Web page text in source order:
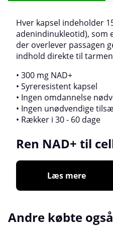
Hver kapsel indeholder
adenindinukleotid), som
der overlever passagen
indhold direkte til
• 300 mg NAD+
• Syreresistent kapsel
• Ingen omdannelse
• Ingen unødvendige
• Rækker i 30 - 60 dage
Ren NAD+ til
Læs mere
Andre købte også